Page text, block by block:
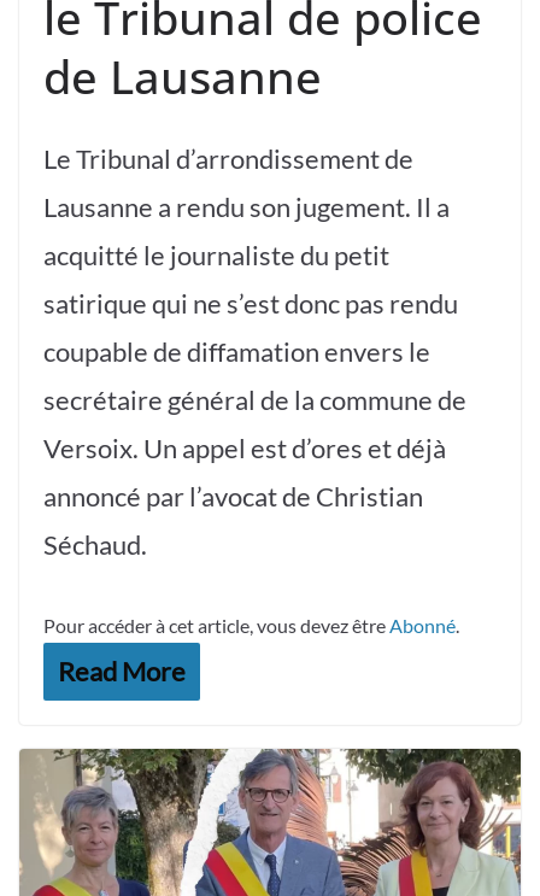
le Tribunal de police
de Lausanne
Le Tribunal d’arrondissement de
Lausanne a rendu son jugement. Il a
acquitté le journaliste du petit
satirique qui ne s’est donc pas rendu
coupable de diffamation envers le
secrétaire général de la commune de
Versoix. Un appel est d’ores et déjà
annoncé par l’avocat de Christian
Séchaud.
Pour accéder à cet article, vous devez êtreAbonné.
Read More